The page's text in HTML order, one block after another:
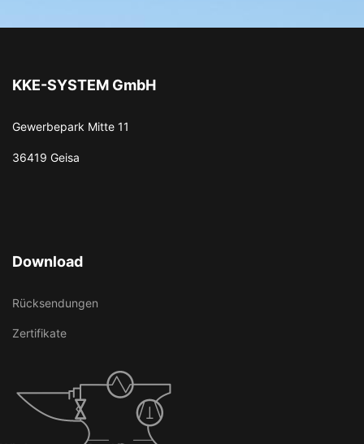
KKE-SYSTEM GmbH
Gewerbepark Mitte 11
36419 Geisa
Download
Rücksendungen
Zertifikate